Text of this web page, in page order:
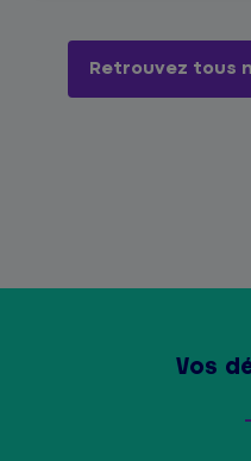
Retrouvez tous
Vos